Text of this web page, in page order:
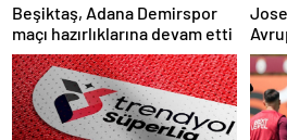
Beşiktaş, Adana Demirspor
maçı hazırlıklarına devam etti